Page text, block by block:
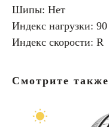
Шипы: Нет
Индекс нагрузки: 90
Индекс скорости: R
Смотрите также